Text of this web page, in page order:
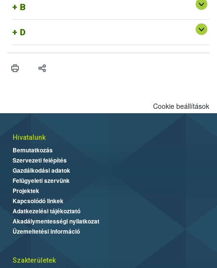
B
D
Cookie beállítások
Hivatalunk
Bemutatkozás
Szervezeti felépítés
Gazdálkodási adatok
Felügyeleti szervünk
Projektek
Kapcsolódó linkek
Adatkezelési tájékoztató
Akadálymentességi nyilatkozat
Üzemeltetési információ
Szakterületek